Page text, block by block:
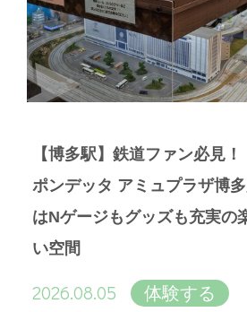
【博多駅】鉄道ファン必見！
ポンデッタ アミュプラザ博多
はNゲージもグッズも充実の
い空間
2026.08.05 体験する